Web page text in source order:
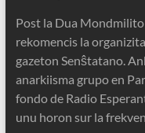
Post la Dua
rekomencis la
gazeton Senŝtatano.
anarkiisma grupo en
fondo de Radio
unu horon sur la